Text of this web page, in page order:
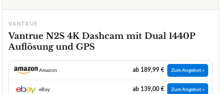
VANTRUE
Vantrue N2S 4K Dashcam mit Dual 1440P
Auflösung und GPS
Amazon ab 189,99 € Zum Angebot »
eBay ab 139,00 € Zum Angebot »